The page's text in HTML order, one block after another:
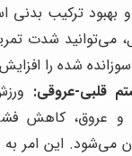
ترکیب بدنی
می‌توانید شدت
شده را
قلبی-عروقی:
و عروق، کاهش
می‌شود. این امر به